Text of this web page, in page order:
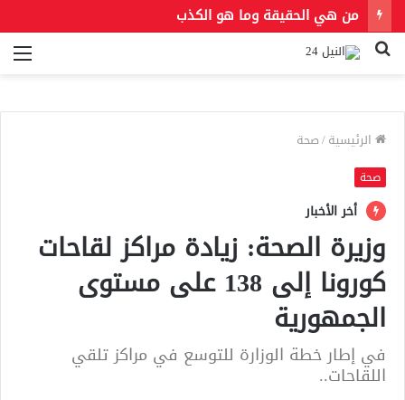
من هي الحقيقة وما هو الكذب
بحث
الرئيسية/صحة
صحة
أخر الأخبار
وزيرة الصحة: زيادة مراكز لقاحات
كورونا إلى 138 على مستوى
الجمهورية
في إطار خطة الوزارة للتوسع في مراكز تلقي
اللقاحات..